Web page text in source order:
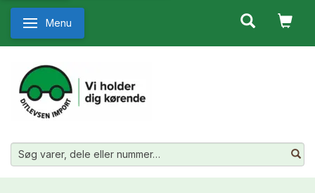
Skifte navigation
Menu